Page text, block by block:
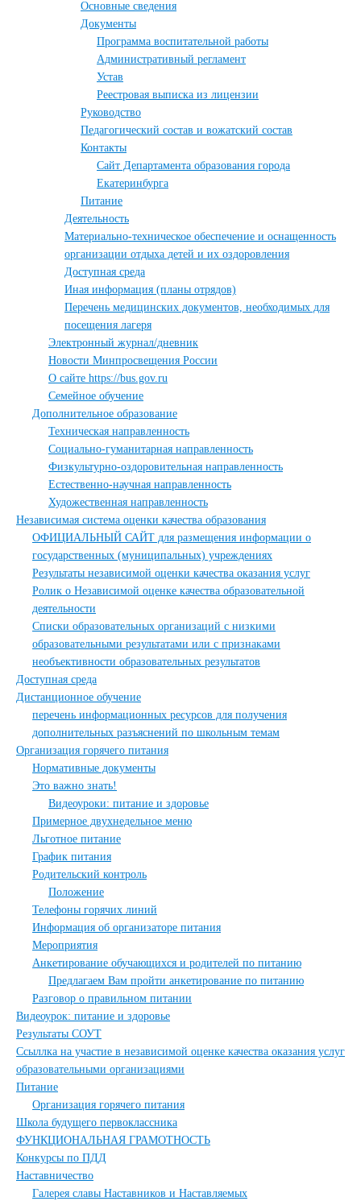
Основные сведения
Документы
Программа воспитательной работы
Административный регламент
Устав
Реестровая выписка из лицензии
Руководство
Педагогический состав и вожатский состав
Контакты
Сайт Департамента образования города
Екатеринбурга
Питание
Деятельность
Материально-техническое обеспечение и оснащенность
организации отдыха детей и их оздоровления
Доступная среда
Иная информация (планы отрядов)
Перечень медицинских документов, необходимых для
посещения лагеря
Электронный журнал/дневник
Новости Минпросвещения России
О сайте https://bus.gov.ru
Семейное обучение
Дополнительное образование
Техническая направленность
Социально-гуманитарная направленность
Физкультурно-оздоровительная направленность
Естественно-научная направленность
Художественная направленность
Независимая система оценки качества образования
ОФИЦИАЛЬНЫЙ САЙТ для размещения информации о
государственных (муниципальных) учреждениях
Результаты независимой оценки качества оказания услуг
Ролик о Независимой оценке качества образовательной
деятельности
Списки образовательных организаций с низкими
образовательными результатами или с признаками
необъективности образовательных результатов
Доступная среда
Дистанционное обучение
перечень информационных ресурсов для получения
дополнительных разъяснений по школьным темам
Организация горячего питания
Нормативные документы
Это важно знать!
Видеоуроки: питание и здоровье
Примерное двухнедельное меню
Льготное питание
График питания
Родительский контроль
Положение
Телефоны горячих линий
Информация об организаторе питания
Мероприятия
Анкетирование обучающихся и родителей по питанию
Предлагаем Вам пройти анкетирование по питанию
Разговор о правильном питании
Видеоурок: питание и здоровье
Результаты СОУТ
Ссыллка на участие в независимой оценке качества оказания услуг
образовательными организациями
Питание
Организация горячего питания
Школа будущего первоклассника
ФУНКЦИОНАЛЬНАЯ ГРАМОТНОСТЬ
Конкурсы по ПДД
Наставничество
Галерея славы Наставников и Наставляемых